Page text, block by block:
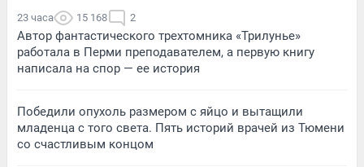
23 часа 15 168 2
Автор фантастического трехтомника «Трилунье»
работала в Перми преподавателем, а первую книгу
написала на спор — ее история
Победили опухоль размером с яйцо и вытащили
младенца с того света. Пять историй врачей из Тюмени
со счастливым концом